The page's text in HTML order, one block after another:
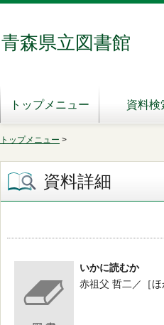
青森県立図書館
トップメニュー 資料検
トップメニュー >
資料詳細
いかに読むか
赤祖父 哲二／［